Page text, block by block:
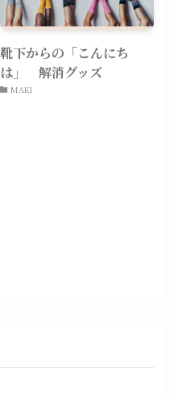
靴下からの「こんにち
は」 解消グッズ
MAKI